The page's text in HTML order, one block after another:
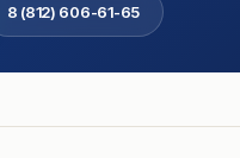
8 (812) 606-61-65